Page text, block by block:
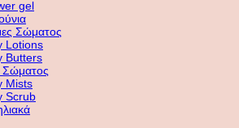
gel
Σώματος
Lotions
Butters
Σώματος
Mists
Scrub